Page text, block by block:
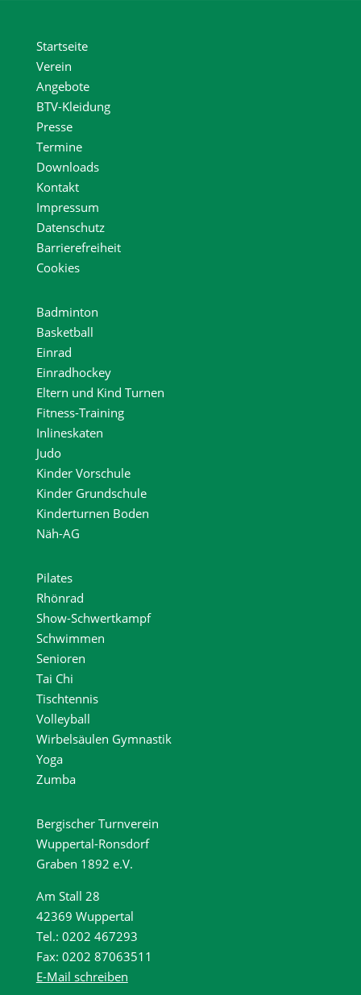
Startseite
Verein
Angebote
BTV-Kleidung
Presse
Termine
Downloads
Kontakt
Impressum
Datenschutz
Barrierefreiheit
Cookies
Badminton
Basketball
Einrad
Einradhockey
Eltern und Kind Turnen
Fitness-Training
Inlineskaten
Judo
Kinder Vorschule
Kinder Grundschule
Kinderturnen Boden
Näh-AG
Pilates
Rhönrad
Show-Schwertkampf
Schwimmen
Senioren
Tai Chi
Tischtennis
Volleyball
Wirbelsäulen Gymnastik
Yoga
Zumba
Bergischer Turnverein
Wuppertal-Ronsdorf
Graben 1892 e.V.
Am Stall 28
42369 Wuppertal
Tel.: 0202 467293
Fax: 0202 87063511
E-Mail schreiben